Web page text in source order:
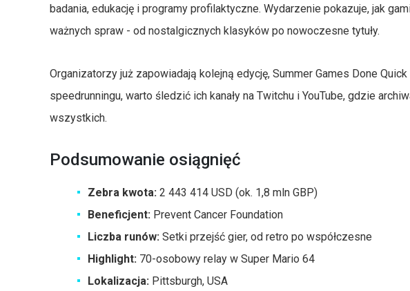
badania, edukację i programy profilaktyczne. Wydarzenie pokazuje, jak
ważnych spraw - od nostalgicznych klasyków po nowoczesne tytuły.
Organizatorzy już zapowiadają kolejną edycję, Summer Games Done
speedrunningu, warto śledzić ich kanały na Twitchu i YouTube, gdzie
wszystkich.
Podsumowanie osiągnięć
Zebra kwota: 2 443 414 USD (ok. 1,8 mln GBP)
Beneficjent: Prevent Cancer Foundation
Liczba runów: Setki przejść gier, od retro po współczesne
Highlight: 70-osobowy relay w Super Mario 64
Lokalizacja: Pittsburgh, USA